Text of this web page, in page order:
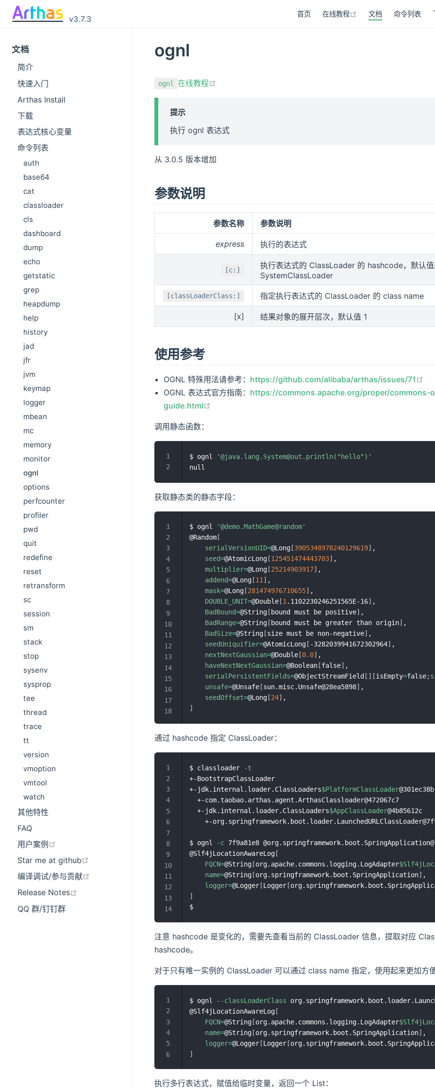
v3.7.3
首页 在线教程 在新窗口打开
文档 命令列表
文档
简介
快速入门
Arthas Install
下载
表达式核心变量
命令列表
auth
base64
cat
classloader
cls
dashboard
dump
echo
getstatic
grep
heapdump
help
history
jad
jfr
jvm
keymap
logger
mbean
mc
memory
monitor
ognl
options
perfcounter
profiler
pwd
quit
redefine
reset
retransform
sc
session
sm
stack
stop
sysenv
sysprop
tee
thread
trace
tt
version
vmoption
vmtool
watch
其他特性
FAQ
用户案例
Star me at github
编译调试/参与贡献
Release Notes
QQ 群/钉钉群
ognl
ognl 在线教程
提示
执行 ognl 表达式
从 3.0.5 版本增加
参数说明
参数名称 参数说明
express 执行的表达式
[c:]
执行表达式的 ClassLoader 的 hashcode，默认
SystemClassLoader
[classLoaderClass:] 指定执行表达式的 ClassLoader 的 class name
[x] 结果对象的展开层次，默认值 1
使用参考
OGNL 特殊用法请参考： https://github.com/alibaba/arthas/issues/71
OGNL 表达式官方指南： https://commons.apache.org/proper/commons-
guide.html
调用静态函数：
$ ognl
'@java.lang.System@out.println("hello")'
获取静态类的静态字段：
$ ognl
'@demo.MathGame@random'
@Random [
serialVersionUID=@Long [3905348978240129619] ,
seed=@AtomicLong [125451474443703] ,
multiplier=@Long [25214903917] ,
addend=@Long [11] ,
mask=@Long [281474976710655] ,
DOUBLE_UNIT=@Double [1.1102230246251565E-16] ,
BadBound=@String [ bound must be positive] ,
BadRange=@String [ bound must be greater than origin] ,
BadSize=@String [size must be non-negative] ,
seedUniquifier=@AtomicLong [ -3282039941672302964] ,
nextNextGaussian=@Double [0.0] ,
haveNextNextGaussian=@Boolean [false] ,
serialPersistentFields=@ObjectStreamField [ ] [isEmpty=false;
unsafe=@Unsafe [sun.misc.Unsafe@28ea5898] ,
seedOffset=@Long [24]
]
通过 hashcode 指定 ClassLoader：
$ classloader
-t
+-BootstrapClassLoader
+-jdk.internal.loader.ClassLoaders$PlatformClassLoader@301ec38b
  +-com.taobao.arthas.agent.ArthasClassloader@472067c7
  +-jdk.internal.loader.ClassLoaders
$AppClassLoader@4b85612c
+-
$ ognl -c 7f9a81e8
@Slf4jLocationAwareLog [
FQCN=@String [org.apache.commons.logging.LogAdapter
name=@String [org.springframework.boot.SpringApplication] ,
logger=@Logger [Logger [
]
注意 hashcode 是变化的，需要先查看当前的 ClassLoader 信息，提取对应
hashcode。
对于只有唯一实例的 ClassLoader 可以通过 class name 指定，使用起来更加方便
$ ognl --classLoaderClass
@Slf4jLocationAwareLog[
FQCN=@String[org.apache.commons.logging.LogAdapter
name=@String[org.springframework.boot.SpringApplication] ,
logger=@Logger[Logger[
]
执行多行表达式，赋值给临时变量，返回一个 List：